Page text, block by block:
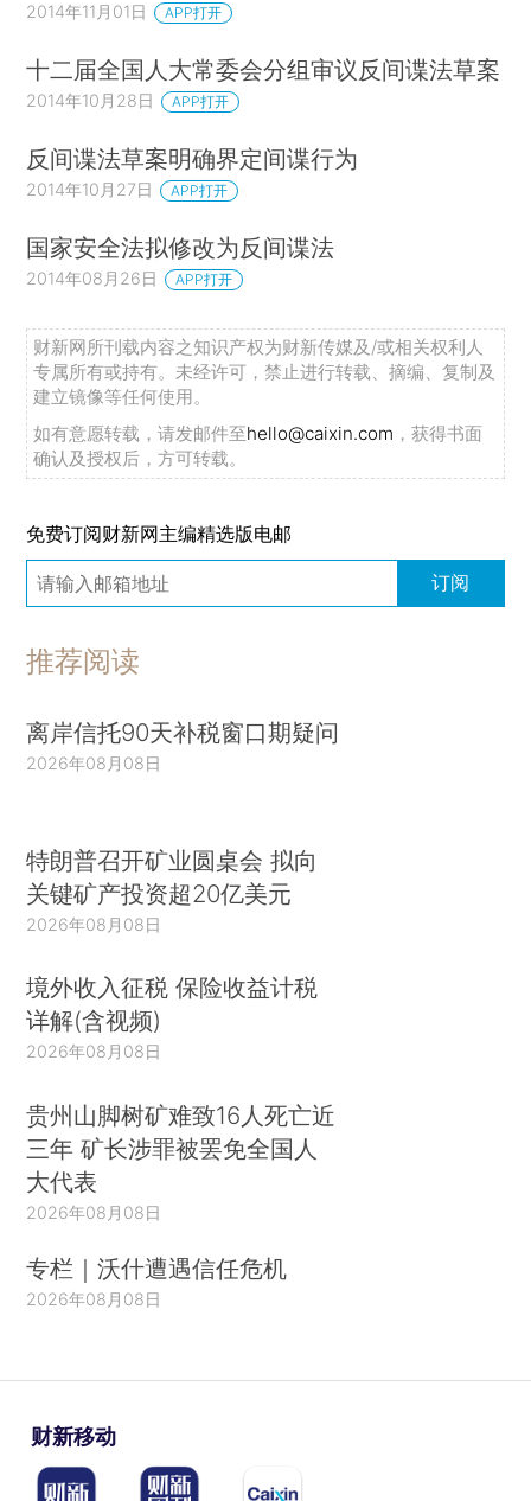
2014年11月01日 APP打开
十二届全国人大常委会分组审议反间谍法草案
2014年10月28日 APP打开
反间谍法草案明确界定间谍行为
2014年10月27日 APP打开
国家安全法拟修改为反间谍法
2014年08月26日 APP打开
财新网所刊载内容之知识产权为财新传媒及/或相关权利人
专属所有或持有。未经许可，禁止进行转载、摘编、复制及
建立镜像等任何使用。
如有意愿转载，请发邮件至hello@caixin.com ，获得书面
确认及授权后，方可转载。
免费订阅财新网主编精选版电邮
订阅
推荐阅读
离岸信托90天补税窗口期疑问
2026年08月08日
特朗普召开矿业圆桌会 拟向
关键矿产投资超20亿美元
2026年08月08日
境外收入征税 保险收益计税
详解(含视频)
2026年08月08日
贵州山脚树矿难致16人死亡近
三年 矿长涉罪被罢免全国人
大代表
2026年08月08日
专栏｜沃什遭遇信任危机
2026年08月08日
财新移动